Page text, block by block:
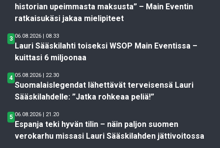
historian upeimmasta maksusta” – Main Eventin
ratkaisukäsi jakaa mielipiteet
3 06.08.2026 | 08.33
Lauri Sääskilahti toiseksi WSOP Main Eventissa –
kuittasi 6 miljoonaa
4 05.08.2026 | 22.30
Suomalaislegendat lähettävät terveisensä Lauri
Sääskilahdelle: ”Jatka rohkeaa peliä!”
5 06.08.2026 | 21.20
Espanja teki hyvän tilin – näin paljon suomen
verokarhu missasi Lauri Sääskilahden jättivoitossa